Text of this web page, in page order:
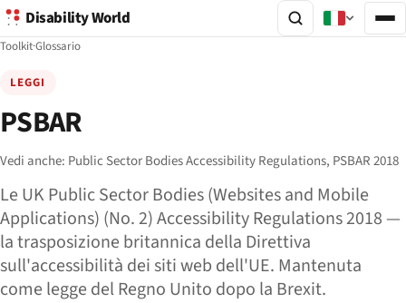
Disability World
Toolkit·Glossario
LEGGI
PSBAR
Vedi anche: Public Sector Bodies Accessibility Regulations, PSBAR 2018
Le UK Public Sector Bodies (Websites and Mobile
Applications) (No. 2) Accessibility Regulations 2018 —
la trasposizione britannica della Direttiva
sull'accessibilità dei siti web dell'UE. Mantenuta
come legge del Regno Unito dopo la Brexit.